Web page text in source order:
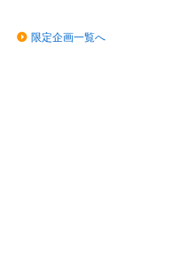
限定企画一覧へ